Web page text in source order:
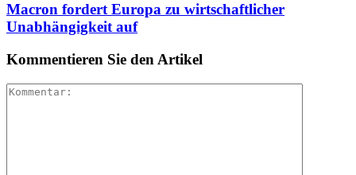
Macron fordert Europa zu wirtschaftlicher
Unabhängigkeit auf
Kommentieren Sie den Artikel